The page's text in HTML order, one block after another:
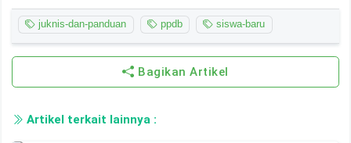
juknis-dan-panduan ppdb siswa-baru
Bagikan Artikel
Artikel terkait lainnya :